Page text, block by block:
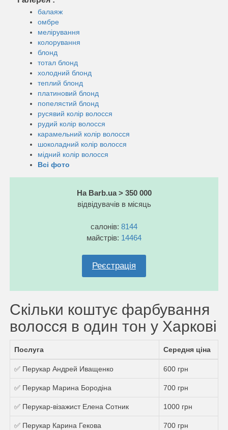
балаяж
омбре
мелірування
колорування
блонд
тотал блонд
холодний блонд
теплий блонд
платиновий блонд
попелястий блонд
русявий колір волосся
рудий колір волосся
карамельний колір волосся
шоколадний колір волосся
мідний колір волосся
Всі фото
На Barb.ua > 350 000
відвідувачів в місяць
салонів: 8144
майстрів: 14464
Реєстрація
Скільки коштує фарбування
волосся в один тон у Харкові
Послуга Середня ціна
✅ Перукар Андрей Иващенко 600 грн
✅ Перукар Марина Бородіна 700 грн
✅ Перукар-візажист Елена Сотник 1000 грн
✅ Перукар Карина Гекова 700 грн